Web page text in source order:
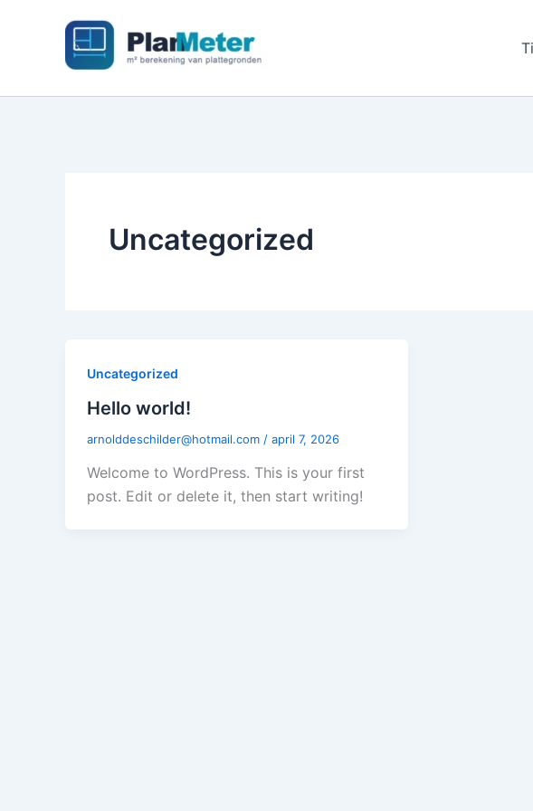
Uncategorized
Uncategorized
Hello world!
arnolddeschilder@hotmail.com / april 7, 2026
Welcome to WordPress. This is your first
post. Edit or delete it, then start writing!